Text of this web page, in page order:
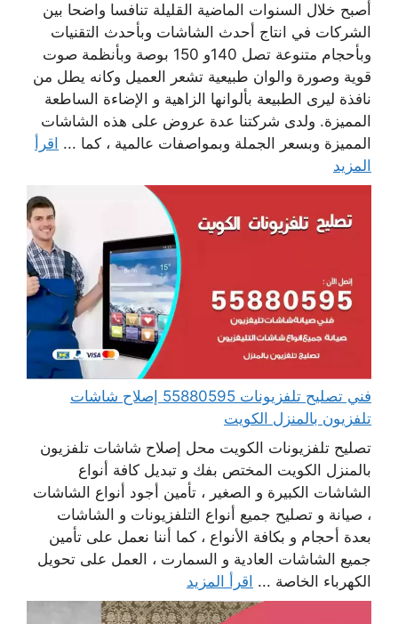
أصبح خلال السنوات الماضية القليلة تنافسا واضحا بين
الشركات في انتاج أحدث الشاشات وبأحدث التقنيات
وبأحجام متنوعة تصل 140و 150 بوصة وبأنظمة صوت
قوية وصورة والوان طبيعية تشعر العميل وكانه يطل من
نافذة ليرى الطبيعة بألوانها الزاهية و الإضاءة الساطعة
المميزة. ولدى شركتنا عدة عروض على هذه الشاشات
المميزة وبسعر الجملة وبمواصفات عالمية ، كما ... اقرأ
المزيد
فني تصليح تلفزيونات 55880595 إصلاح شاشات
تلفزيون بالمنزل الكويت
تصليح تلفزيونات الكويت محل إصلاح شاشات تلفزيون
بالمنزل الكويت المختص بفك و تبديل كافة أنواع
الشاشات الكبيرة و الصغير ، تأمين أجود أنواع الشاشات
، صيانة و تصليح جميع أنواع التلفزيونات و الشاشات
بعدة أحجام و بكافة الأنواع ، كما أننا نعمل على تأمين
جميع الشاشات العادية و السمارت ، العمل على تحويل
الكهرباء الخاصة ... اقرأ المزيد